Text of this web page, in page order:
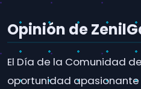
Opinión de
El Día de la Comunidad
oportunidad